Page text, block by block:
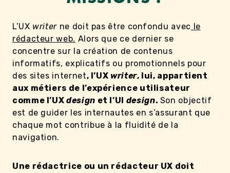
L’UX writer ne doit pas être confondu avec le
rédacteur web. Alors que ce dernier se
concentre sur la création de contenus
informatifs, explicatifs ou promotionnels pour
des sites internet, l’UX writer, lui, appartient
aux métiers de l’expérience utilisateur
comme l’UXdesign et l’UI design. Son objectif
est de guider les internautes en s’assurant que
chaque mot contribue à la fluidité de la
navigation.
Une rédactrice ou un rédacteur UX doit